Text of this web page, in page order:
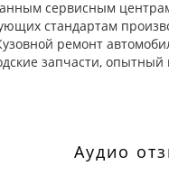
сервисным
стандартам
ремонт
запчасти, опытный
Аудио